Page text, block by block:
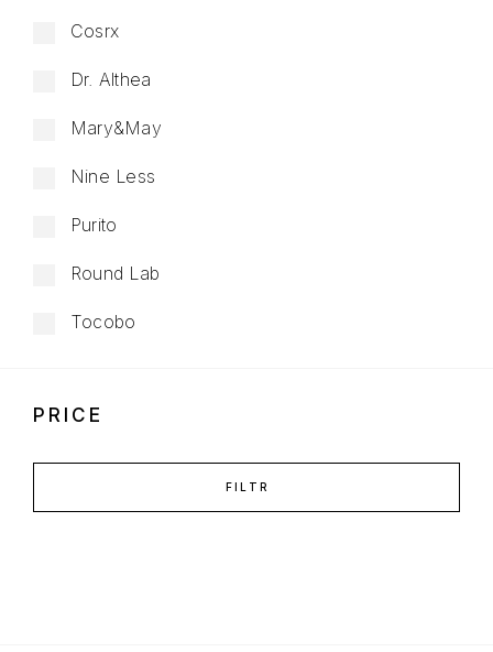
Cosrx
Dr. Althea
Mary&May
Nine Less
Purito
Round Lab
Tocobo
PRICE
FILTR